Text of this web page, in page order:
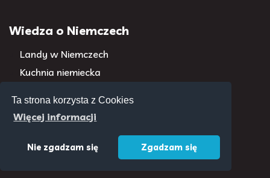
Ta strona korzysta z Cookies
Więcej informacji
Nie zgadzam się Zgadzam się
Wiedza o Niemczech
Landy w Niemczech
Kuchnia niemiecka